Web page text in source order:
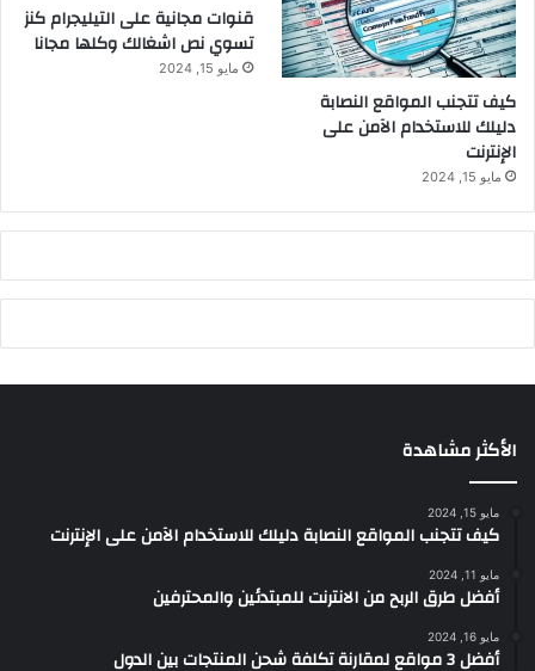
كيف تتجنب المواقع النصابة
دليلك للاستخدام الآمن على
الإنترنت
مايو 15, 2024
قنوات مجانية على التيليجرام كنز
تسوي نص اشغالك وكلها مجانا
مايو 15, 2024
الأكثر مشاهدة
مايو 15, 2024
كيف تتجنب المواقع النصابة دليلك للاستخدام الآمن على الإنترنت
مايو 11, 2024
أفضل طرق الربح من الانترنت للمبتدئين والمحترفين
مايو 16, 2024
أفضل 3 مواقع لمقارنة تكلفة شحن المنتجات بين الدول